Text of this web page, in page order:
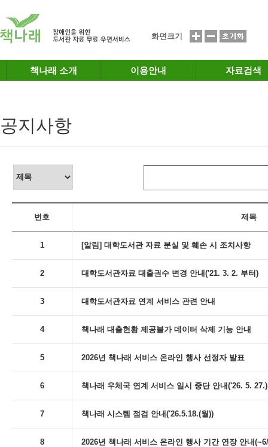
화면크기
책나래 소개 이용안내 자료검색
공지사항
번호 제목
1 [알림] 대학도서관 자료 분실 및 훼손 시 조치사항
2 대학도서관자료 대출권수 변경 안내('21. 3. 2. 부터)
3 대학도서관자료 연계 서비스 관련 안내
4 책나래 대출현황 제공불가 데이터 삭제 기능 안내
5 2026년 책나래 서비스 온라인 행사 선정자 발표
6 책나래 우체국 연계 서비스 일시 중단 안내('26. 5. 27.)
7 책나래 시스템 점검 안내('26.5.18.(월))
8 2026년 책나래 서비스 온라인 행사 기간 연장 안내